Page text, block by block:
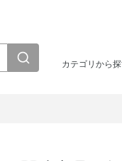
カテゴリから